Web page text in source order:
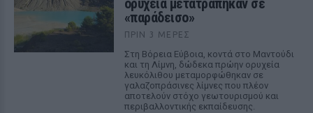
ορυχεία μετατράπηκαν σε
«παράδεισο»
ΠΡΙΝ 3 ΜΈΡΕΣ
Στη Βόρεια Εύβοια, κοντά στο Μαντούδι
και τη Λίμνη, δώδεκα πρώην ορυχεία
λευκόλιθου μεταμορφώθηκαν σε
γαλαζοπράσινες λίμνες που πλέον
αποτελούν στόχο γεωτουρισμού και
περιβαλλοντικής εκπαίδευσης.